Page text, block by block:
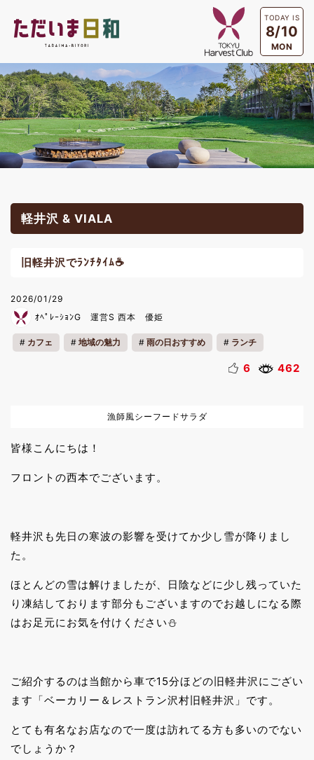
TODAY IS
8/10
MON
軽井沢 & VIALA
旧軽井沢でﾗﾝﾁﾀｲﾑ☕
2026/01/29
ｵﾍﾟﾚｰｼｮﾝG 運営S 西本 優姫
カフェ 地域の魅力 雨の日おすすめ ランチ
一人旅
6 462
漁師風シーフードサラダ
皆様こんにちは！
フロントの西本でございます。
軽井沢も先日の寒波の影響を受けてか少し雪が降りまし
た。
ほとんどの雪は解けましたが、日陰などに少し残っていた
り凍結しております部分もございますのでお越しになる際
はお足元にお気を付けください⛄
ご紹介するのは当館から車で15分ほどの旧軽井沢にござい
ます「ベーカリー＆レストラン沢村旧軽井沢」です。
とても有名なお店なので一度は訪れてる方も多いのでない
でしょうか？